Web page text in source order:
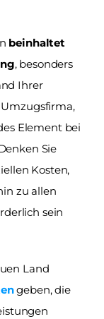
beinhaltet
, besonders
Ihrer
Element bei
Sie
Kosten,
zu allen
sein
Land
geben, die